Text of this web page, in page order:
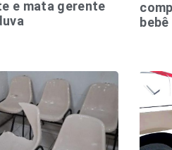
e mata gerente